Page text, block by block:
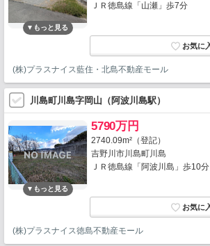
ＪＲ徳島線「山瀬」歩7分
(株)プラスナイス藍住・北島不動産モール
川島町川島字岡山（阿波川島駅）
5790万円
2740.09m²（登記）
吉野川市川島町川島
ＪＲ徳島線「阿波川島」歩10分
(株)プラスナイス徳島不動産モール